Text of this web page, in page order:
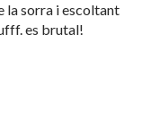
la sorra i escoltant
es brutal!